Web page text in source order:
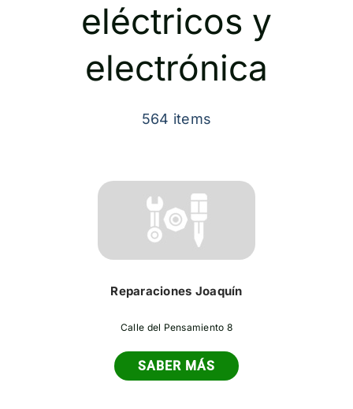
eléctricos y
electrónica
564 items
Reparaciones Joaquín
Calle del Pensamiento 8
SABER MÁS